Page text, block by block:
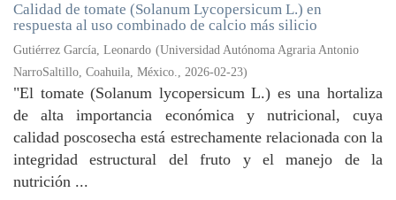
Calidad de tomate (Solanum Lycopersicum L.) en
respuesta al uso combinado de calcio más silicio
Gutiérrez García, Leonardo (Universidad Autónoma Agraria Antonio
NarroSaltillo, Coahuila, México., 2026-02-23)
"El tomate (Solanum lycopersicum L.) es una hortaliza
de alta importancia económica y nutricional, cuya
calidad poscosecha está estrechamente relacionada con la
integridad estructural del fruto y el manejo de la
nutrición ...